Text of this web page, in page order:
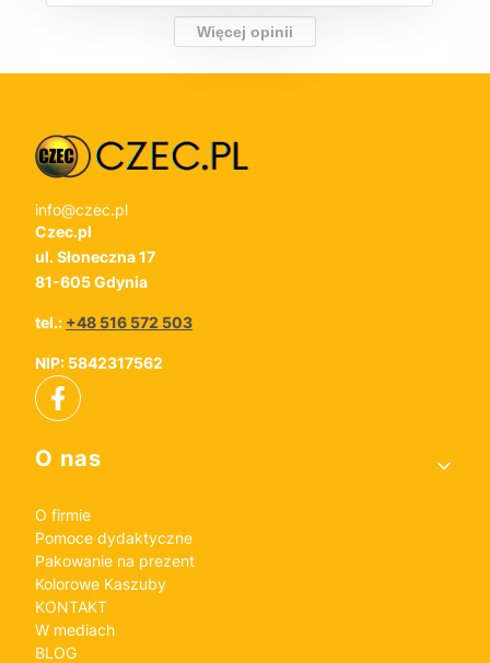
Więcej opinii
info@czec.pl
Czec.pl
ul. Słoneczna 17
81-605 Gdynia
tel.: +48 516 572 503
NIP: 5842317562
Linki w stopce
O nas
O firmie
Pomoce dydaktyczne
Pakowanie na prezent
Kolorowe Kaszuby
KONTAKT
W mediach
BLOG